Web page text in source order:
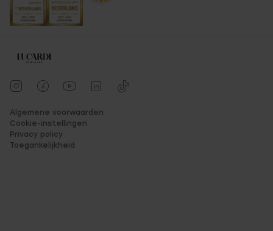
Algemene voorwaarden
Cookie-instellingen
Privacy policy
Toegankelijkheid